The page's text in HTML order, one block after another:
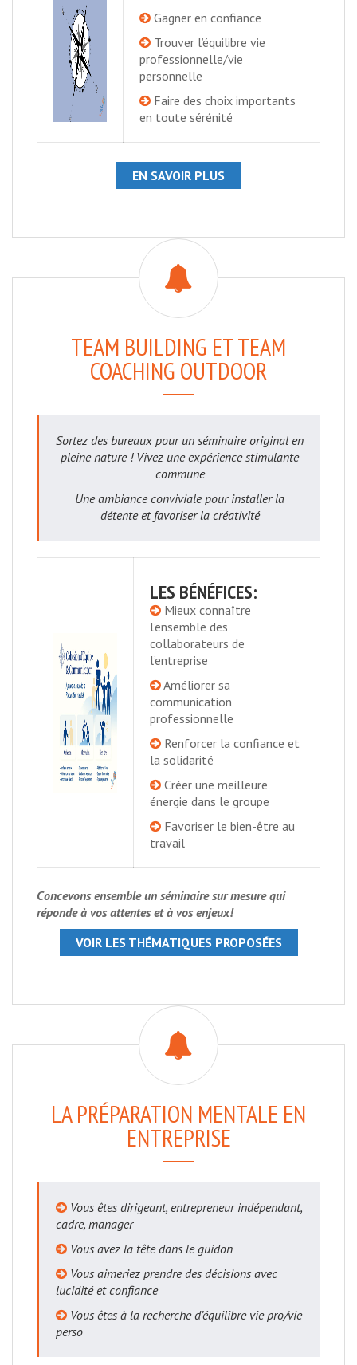
Gagner en confiance
Trouver l’équilibre vie
professionnelle/vie
personnelle
Faire des choix importants
en toute sérénité
EN SAVOIR PLUS
TEAM BUILDING ET TEAM
COACHING OUTDOOR
Sortez des bureaux pour un séminaire original en
pleine nature ! Vivez une expérience stimulante
commune
Une ambiance conviviale pour installer la
détente et favoriser la créativité
LES BÉNÉFICES:
Mieux connaître
l’ensemble des
collaborateurs de
l’entreprise
Améliorer sa
communication
professionnelle
Renforcer la confiance et
la solidarité
Créer une meilleure
énergie dans le groupe
Favoriser le bien-être au
travail
Concevons ensemble un séminaire sur mesure qui
réponde à vos attentes et à vos enjeux!
VOIR LES THÉMATIQUES PROPOSÉES
LA PRÉPARATION MENTALE EN
ENTREPRISE
Vous êtes dirigeant, entrepreneur indépendant,
cadre, manager
Vous avez la tête dans le guidon
Vous aimeriez prendre des décisions avec
lucidité et confiance
Vous êtes à la recherche d’équilibre vie pro/vie
perso